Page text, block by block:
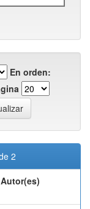
En orden:
2
Autor(es)